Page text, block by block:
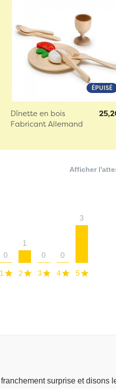
ÉPUISÉ
Dînette en bois
Fabricant Allemand
Afficher
1
0
2
1
3
0
4
0
5
3
surprise et disons